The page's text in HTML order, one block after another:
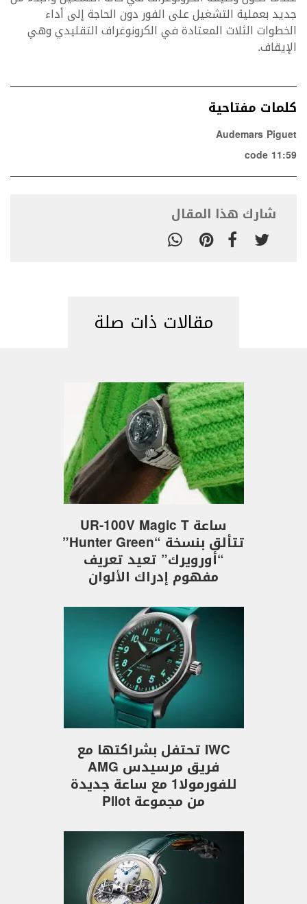
جديد بعملية التشغيل على الفور دون الحاجة إلى أداء
الخطوات الثلاث المعتادة في الكرونوغراف التقليدي وهي
الإيقاف.
كلمات مفتاحية
Audemars Piguet
code 11:59
شارك هذا المقال
مقالات ذات صلة
ساعة UR-100V Magic T
تتألق بنسخة “Hunter Green”
“أورويرك” تعيد تعريف
مفهوم إدراك الألوان
IWC تحتفل بشراكتها مع
فريق مرسيدس AMG
للفورمولا1 مع ساعة جديدة
من مجموعة Pilot